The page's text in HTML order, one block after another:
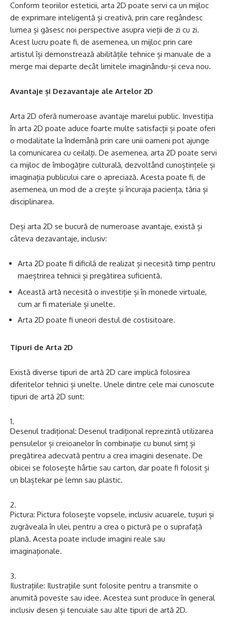
Conform teoriilor esteticii, arta 2D poate servi ca un mijloc
de exprimare inteligentă și creativă, prin care regândesc
lumea și găsesc noi perspective asupra vieții de zi cu zi.
Acest lucru poate fi, de asemenea, un mijloc prin care
artistul își demonstrează abilitățile tehnice și manuale de a
merge mai departe decât limitele imaginându-și ceva nou.
Avantaje și Dezavantaje ale Artelor 2D
Arta 2D oferă numeroase avantaje marelui public. Investiția
în arta 2D poate aduce foarte multe satisfacții și poate oferi
o modalitate la îndemână prin care unii oameni pot ajunge
la comunicarea cu ceilalți. De asemenea, arta 2D poate servi
ca mijloc de îmbogățire culturală, dezvoltând cunoștințele și
imaginația publicului care o apreciază. Acesta poate fi, de
asemenea, un mod de a crește și încuraja paciența, tăria și
disciplinarea.
Deși arta 2D se bucură de numeroase avantaje, există și
câteva dezavantaje, inclusiv:
Arta 2D poate fi dificilă de realizat și necesită timp pentru
maeștrirea tehnicii și pregătirea suficientă.
Această artă necesită o investiție și în monede virtuale,
cum ar fi materiale și unelte.
Arta 2D poate fi uneori destul de costisitoare.
Tipuri de Arta 2D
Există diverse tipuri de artă 2D care implică folosirea
diferitelor tehnici și unelte. Unele dintre cele mai cunoscute
tipuri de artă 2D sunt:
Desenul tradițional: Desenul tradițional reprezintă utilizarea
pensulelor și creioanelor în combinație cu bunul simț și
pregătirea adecvată pentru a crea imagini desenate. De
obicei se folosește hârtie sau carton, dar poate fi folosit și
un blaștekar pe lemn sau plastic.
Pictura: Pictura folosește vopsele, inclusiv acuarele, tușuri și
zugrăveala în ulei, pentru a crea o pictură pe o suprafață
plană. Acesta poate include imagini reale sau
imaginaționale.
Ilustrațiile: Ilustrațiile sunt folosite pentru a transmite o
anumită poveste sau idee. Acestea sunt produce în general
inclusiv desen și tencuiale sau alte tipuri de artă 2D.